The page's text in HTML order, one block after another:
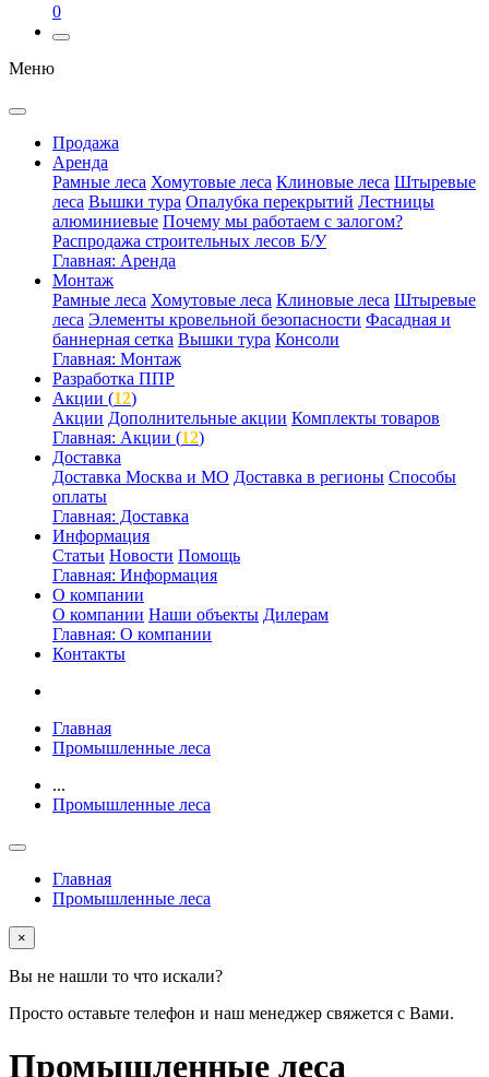
0
Меню
Продажа
Аренда
Рамные леса Хомутовые леса Клиновые леса Штыревые
леса Вышки тура Опалубка перекрытий Лестницы
алюминиевые Почему мы работаем с залогом?
Распродажа строительных лесов Б/У
Главная: Аренда
Монтаж
Рамные леса Хомутовые леса Клиновые леса Штыревые
леса Элементы кровельной безопасности Фасадная и
баннерная сетка Вышки тура Консоли
Главная: Монтаж
Разработка ППР
Акции (12)
Акции Дополнительные акции Комплекты товаров
Главная: Акции (12)
Доставка
Доставка Москва и МО Доставка в регионы Способы
оплаты
Главная: Доставка
Информация
Статьи Новости Помощь
Главная: Информация
О компании
О компании Наши объекты Дилерам
Главная: О компании
Контакты
Главная
Промышленные леса
...
Промышленные леса
Главная
Промышленные леса
×
Вы не нашли то что искали?
Просто оставьте телефон и наш менеджер свяжется с Вами.
Промышленные леса